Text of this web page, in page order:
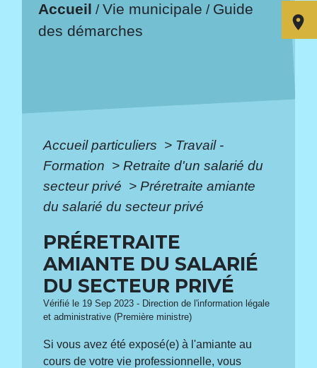
Accueil /Vie municipale / Guide
des démarches
Accueil particuliers > Travail -
Formation > Retraite d'un salarié du
secteur privé > Préretraite amiante
du salarié du secteur privé
PRÉRETRAITE
AMIANTE DU SALARIÉ
DU SECTEUR PRIVÉ
Vérifié le 19 Sep 2023 - Direction de l'information légale
et administrative (Première ministre)
Si vous avez été exposé(e) à l'amiante au
cours de votre vie professionnelle, vous
room